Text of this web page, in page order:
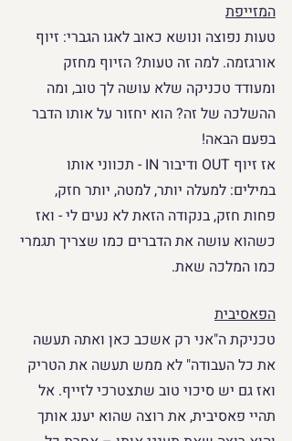
המזייפת
טעות נפוצה ונושא כאוב לאגו הגברי: זיוף
אורגזמה. למה זה טעות? הזיוף מחזק
ומעודד טכניקה שלא עושה לך טוב, ומה
ההשלכה של זה? הוא יחזור על אותו הדבר
בפעם הבאה!
אז זיוף OUT ודיבור IN - תכווני אותו
במילים: למעלה יותר, למטה, יותר חזק,
פחות חזק, בנקודה הזאת לא נעים לי - ואז
כשהוא עושה את הדברים כמו שצריך תגמרי
כמו המלכה שאת.
הפאסיבית
טכניקת ה"אני רק אשכב כאן ואתה תעשה
את כל העבודה" לא ממש תעשה את הטריק
ואז גם יש סיכוי טוב שתצטרכי לזייף. אל
תהיי פאסיבית, את רוצה שהוא יענג אותך